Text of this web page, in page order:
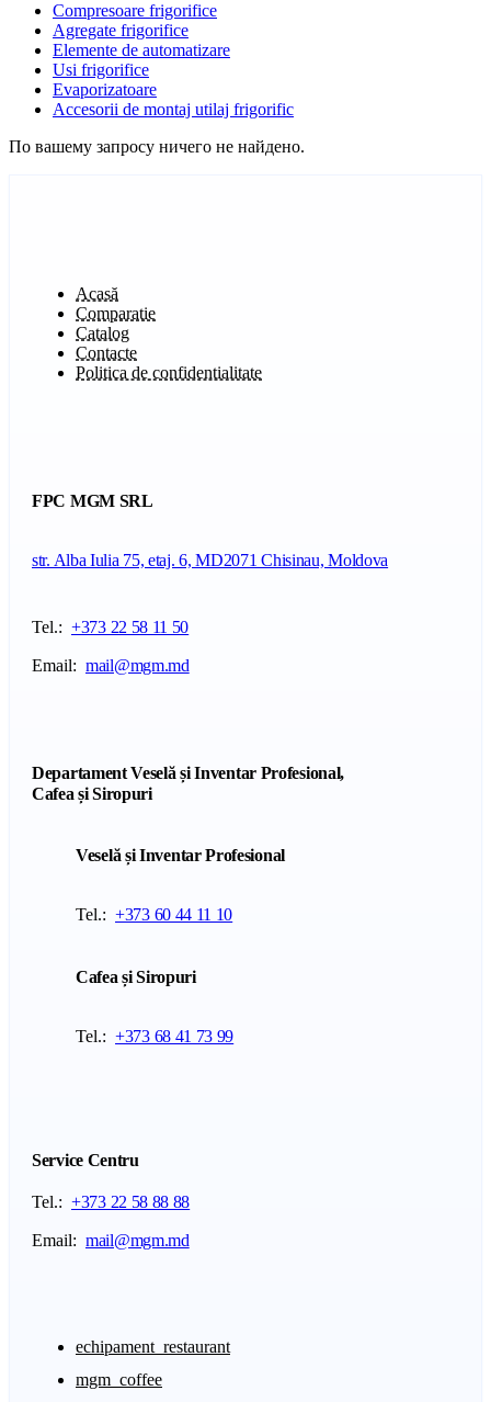
Compresoare frigorifice
Agregate frigorifice
Elemente de automatizare
Usi frigorifice
Evaporizatoare
Accesorii de montaj utilaj frigorific
По вашему запросу ничего не найдено.
Acasă
Comparatie
Catalog
Contacte
Politica de confidentialitate
FPC MGM SRL
str. Alba Iulia 75, etaj. 6, MD2071 Chisinau, Moldova
Tel.: +373 22 58 11 50
Email: mail@mgm.md
Departament Veselă și Inventar Profesional,
Cafea și Siropuri
Veselă și Inventar Profesional
Tel.: +373 60 44 11 10
Cafea și Siropuri
Tel.: +373 68 41 73 99
Service Centru
Tel.: +373 22 58 88 88
Email: mail@mgm.md
echipament_restaurant
mgm_coffee